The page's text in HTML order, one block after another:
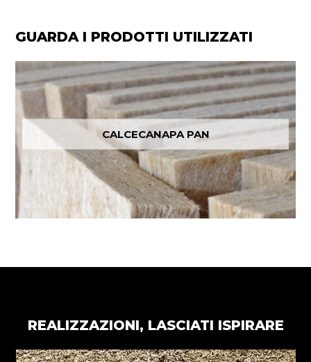
GUARDA I PRODOTTI UTILIZZATI
CALCECANAPA PAN
REALIZZAZIONI, LASCIATI ISPIRARE